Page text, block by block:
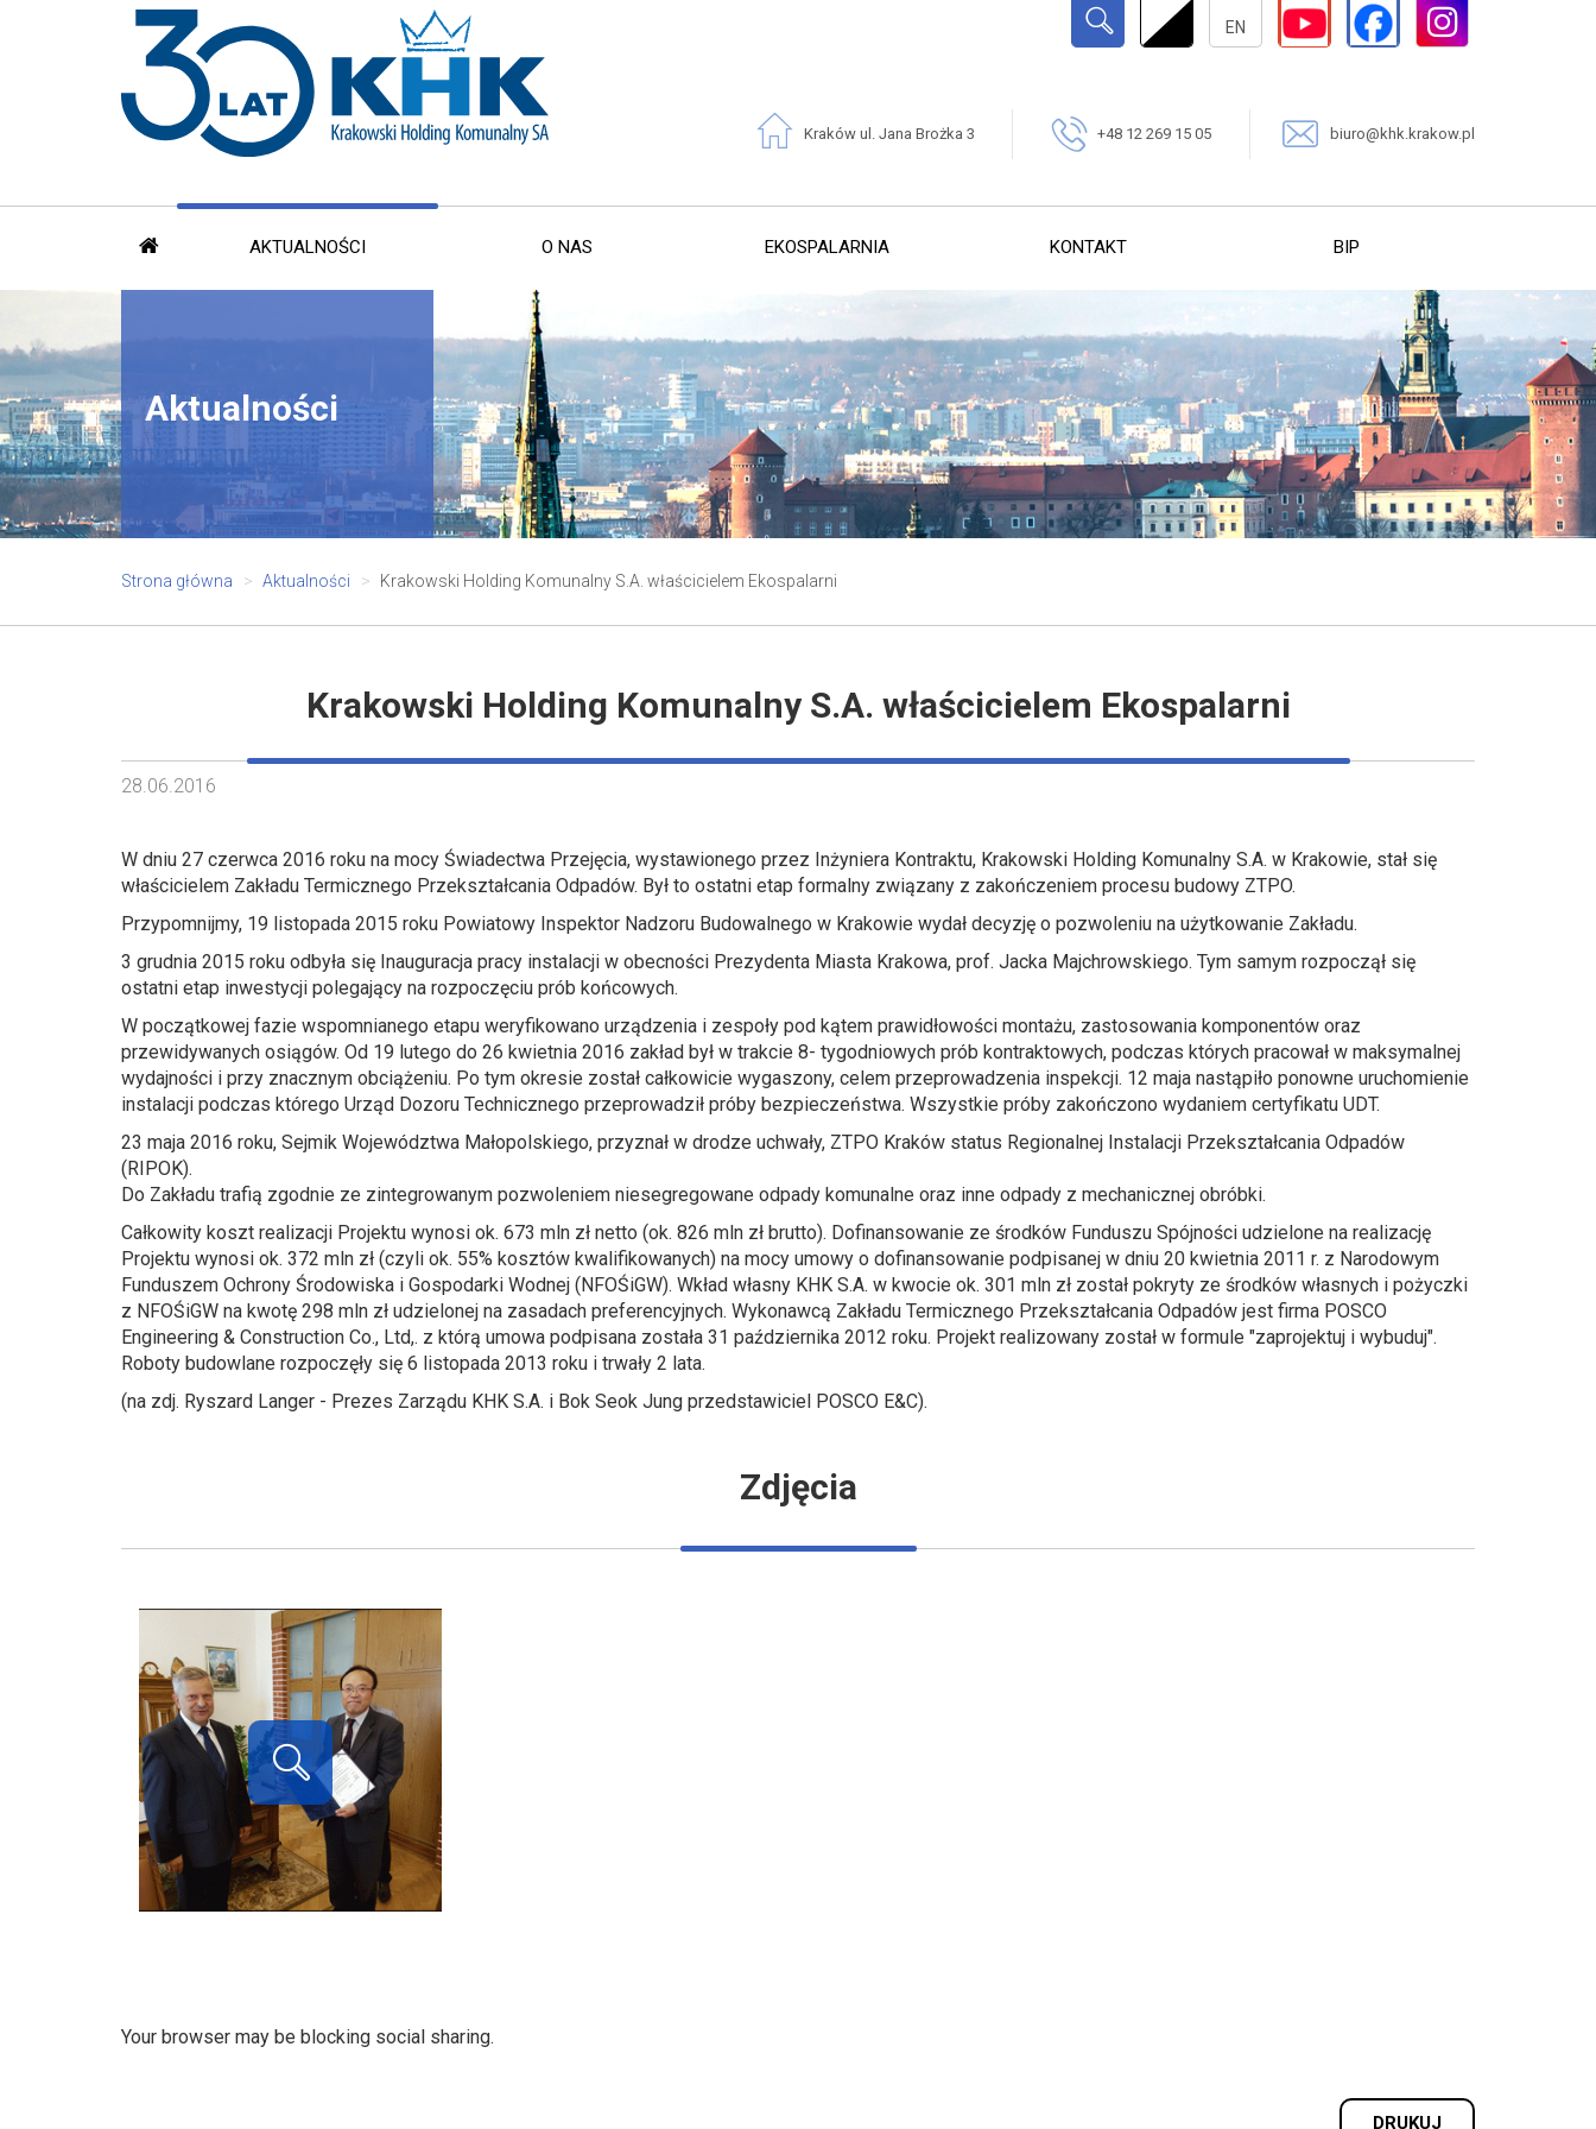
SZUKAJ EN
Kraków ul. Jana Brożka 3 +48 12 269 15 05 biuro@khk.krakow.pl
AKTUALNOŚCI O NAS EKOSPALARNIA KONTAKT BIP
Aktualności
Strona główna Aktualności Krakowski Holding Komunalny S.A. właścicielem Ekospalarni
Krakowski Holding Komunalny S.A. właścicielem Ekospalarni
28.06.2016
W dniu 27 czerwca 2016 roku na mocy Świadectwa Przejęcia, wystawionego przez Inżyniera Kontraktu, Krakowski Holding Komunalny S.A. w Krakowie, stał się
właścicielem Zakładu Termicznego Przekształcania Odpadów. Był to ostatni etap formalny związany z zakończeniem procesu budowy ZTPO.
Przypomnijmy, 19 listopada 2015 roku Powiatowy Inspektor Nadzoru Budowalnego w Krakowie wydał decyzję o pozwoleniu na użytkowanie Zakładu.
3 grudnia 2015 roku odbyła się Inauguracja pracy instalacji w obecności Prezydenta Miasta Krakowa, prof. Jacka Majchrowskiego. Tym samym rozpoczął się
ostatni etap inwestycji polegający na rozpoczęciu prób końcowych.
W początkowej fazie wspomnianego etapu weryfikowano urządzenia i zespoły pod kątem prawidłowości montażu, zastosowania komponentów oraz
przewidywanych osiągów. Od 19 lutego do 26 kwietnia 2016 zakład był w trakcie 8- tygodniowych prób kontraktowych, podczas których pracował w maksymalnej
wydajności i przy znacznym obciążeniu. Po tym okresie został całkowicie wygaszony, celem przeprowadzenia inspekcji. 12 maja nastąpiło ponowne uruchomienie
instalacji podczas którego Urząd Dozoru Technicznego przeprowadził próby bezpieczeństwa. Wszystkie próby zakończono wydaniem certyfikatu UDT.
23 maja 2016 roku, Sejmik Województwa Małopolskiego, przyznał w drodze uchwały, ZTPO Kraków status Regionalnej Instalacji Przekształcania Odpadów
(RIPOK).
Do Zakładu trafią zgodnie ze zintegrowanym pozwoleniem niesegregowane odpady komunalne oraz inne odpady z mechanicznej obróbki.
Całkowity koszt realizacji Projektu wynosi ok. 673 mln zł netto (ok. 826 mln zł brutto). Dofinansowanie ze środków Funduszu Spójności udzielone na realizację
Projektu wynosi ok. 372 mln zł (czyli ok. 55% kosztów kwalifikowanych) na mocy umowy o dofinansowanie podpisanej w dniu 20 kwietnia 2011 r. z Narodowym
Funduszem Ochrony Środowiska i Gospodarki Wodnej (NFOŚiGW). Wkład własny KHK S.A. w kwocie ok. 301 mln zł został pokryty ze środków własnych i pożyczki
z NFOŚiGW na kwotę 298 mln zł udzielonej na zasadach preferencyjnych. Wykonawcą Zakładu Termicznego Przekształcania Odpadów jest firma POSCO
Engineering & Construction Co., Ltd,. z którą umowa podpisana została 31 października 2012 roku. Projekt realizowany został w formule "zaprojektuj i wybuduj".
Roboty budowlane rozpoczęły się 6 listopada 2013 roku i trwały 2 lata.
(na zdj. Ryszard Langer - Prezes Zarządu KHK S.A. i Bok Seok Jung przedstawiciel POSCO E&C).
Zdjęcia
Your browser may be blocking social sharing.
DRUKUJ